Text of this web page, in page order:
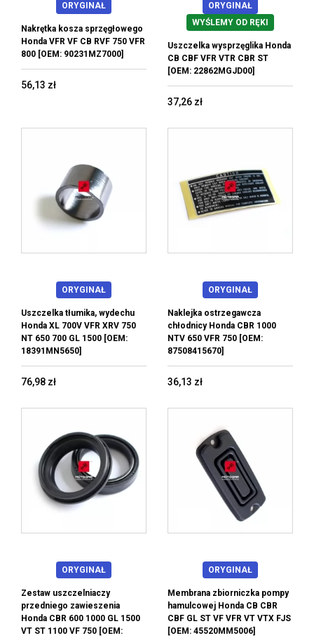
ORYGINAŁ
Nakrętka kosza sprzęgłowego
Honda VFR VF CB RVF 750 VFR
800 [OEM: 90231MZ7000]
56,13 zł
ORYGINAŁ
WYŚLEMY OD RĘKI
Uszczelka wysprzęglika Honda
CB CBF VFR VTR CBR ST
[OEM: 22862MGJD00]
37,26 zł
ORYGINAŁ
Uszczelka tłumika, wydechu
Honda XL 700V VFR XRV 750
NT 650 700 GL 1500 [OEM:
18391MN5650]
76,98 zł
ORYGINAŁ
Naklejka ostrzegawcza
chłodnicy Honda CBR 1000
NTV 650 VFR 750 [OEM:
87508415670]
36,13 zł
ORYGINAŁ
Zestaw uszczelniaczy
przedniego zawieszenia
Honda CBR 600 1000 GL 1500
VT ST 1100 VF 750 [OEM:
ORYGINAŁ
Membrana zbiorniczka pompy
hamulcowej Honda CB CBR
CBF GL ST VF VFR VT VTX FJS
[OEM: 45520MM5006]